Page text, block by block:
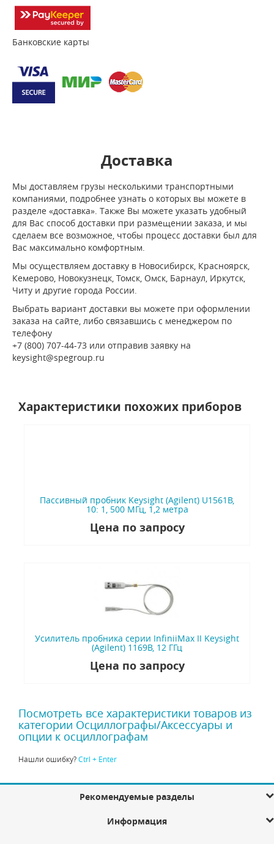
Банковские карты
Доставка
Мы доставляем грузы несколькими транспортными
компаниями, подробнее узнать о которых вы можете в
разделе «доставка». Также Вы можете указать удобный
для Вас способ доставки при размещении заказа, и мы
сделаем все возможное, чтобы процесс доставки был для
Вас максимально комфортным.
Мы осуществляем доставку в Новосибирск, Красноярск,
Кемерово, Новокузнецк, Томск, Омск, Барнаул, Иркутск,
Читу и другие города России.
Выбрать вариант доставки вы можете при оформлении
заказа на сайте, либо связавшись с менеджером по
телефону
+7 (800) 707-44-73 или отправив заявку на
keysight@spegroup.ru
Характеристики похожих приборов
Пассивный пробник Keysight (Agilent) U1561B,
10: 1, 500 МГц, 1,2 метра
Цена по запросу
Усилитель пробника серии InfiniiMax II Keysight
(Agilent) 1169B, 12 ГГц
Цена по запросу
Посмотреть все характеристики товаров из
категории Осциллографы/Аксессуары и
опции к осциллографам
Нашли ошибку?Ctrl + Enter
Рекомендуемые разделы
Информация